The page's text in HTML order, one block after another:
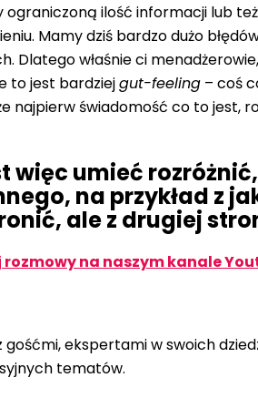
ilość informacji lub
Mamy dziś bardzo dużo
właśnie ci
to jest bardziejgut-feeling – coś
świadomość co to jest,
więc umieć
na przykład z
ale z drugiej
rozmowy na naszym kanale
ekspertami w swoich
tematów.